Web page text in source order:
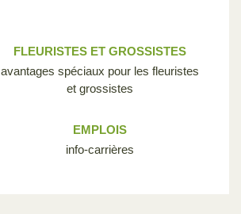
FLEURISTES ET GROSSISTES
avantages spéciaux pour les fleuristes
et grossistes
EMPLOIS
info-carrières